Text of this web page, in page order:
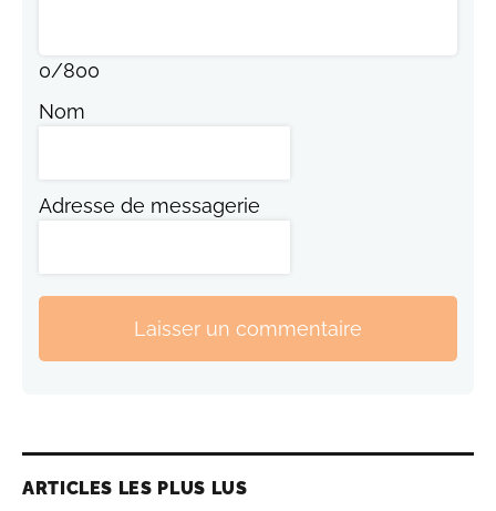
0/800
Nom
Adresse de messagerie
Laisser un commentaire
ARTICLES LES PLUS LUS